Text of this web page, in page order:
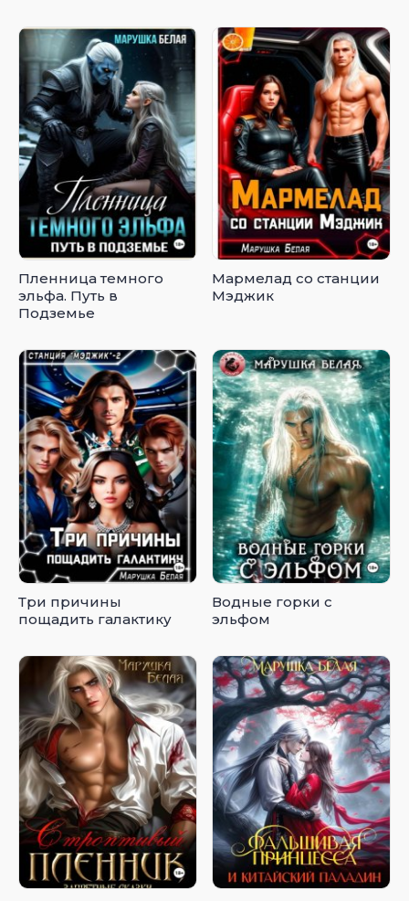
Пленница темного
эльфа. Путь в
Подземье
Мармелад со станции
Мэджик
Три причины
пощадить галактику
Водные горки с
эльфом